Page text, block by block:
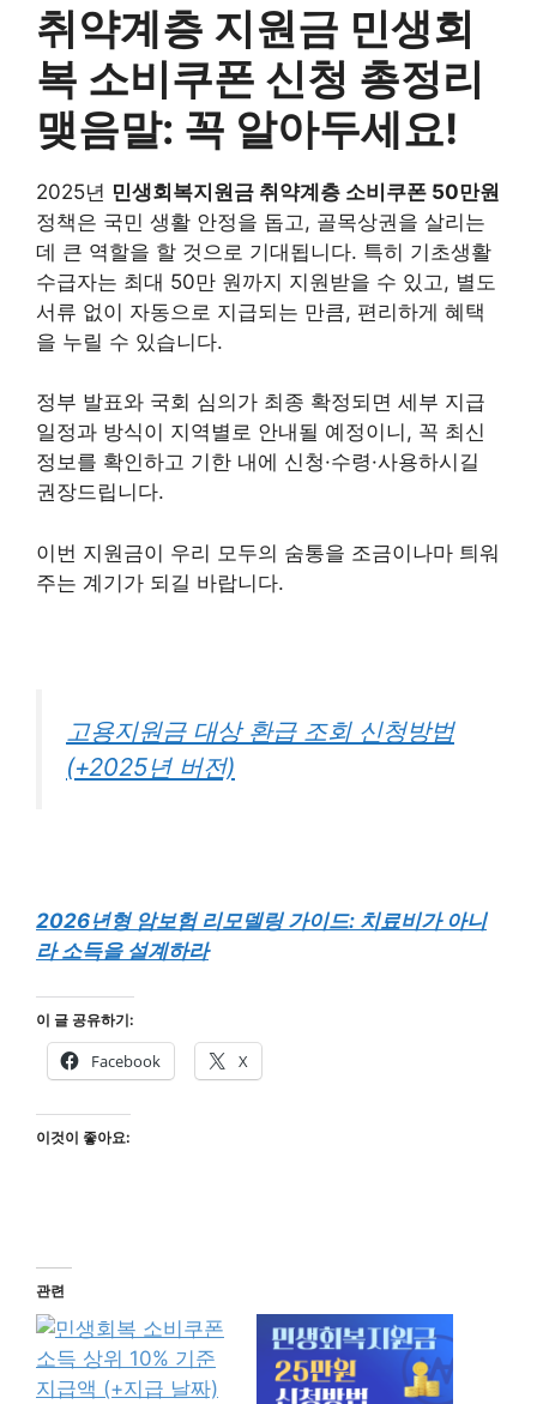
취약계층 지원금 민생회
복 소비쿠폰 신청 총정리
맺음말: 꼭 알아두세요!
2025년 민생회복지원금 취약계층 소비쿠폰 50만원
정책은 국민 생활 안정을 돕고, 골목상권을 살리는
데 큰 역할을 할 것으로 기대됩니다. 특히 기초생활
수급자는 최대 50만 원까지 지원받을 수 있고, 별도
서류 없이 자동으로 지급되는 만큼, 편리하게 혜택
을 누릴 수 있습니다.
정부 발표와 국회 심의가 최종 확정되면 세부 지급
일정과 방식이 지역별로 안내될 예정이니, 꼭 최신
정보를 확인하고 기한 내에 신청·수령·사용하시길
권장드립니다.
이번 지원금이 우리 모두의 숨통을 조금이나마 틔워
주는 계기가 되길 바랍니다.
고용지원금 대상 환급 조회 신청방법
(+2025년 버전)
2026년형 암보험 리모델링 가이드: 치료비가 아니
라 소득을 설계하라
이 글 공유하기:
Facebook X
이것이 좋아요:
관련